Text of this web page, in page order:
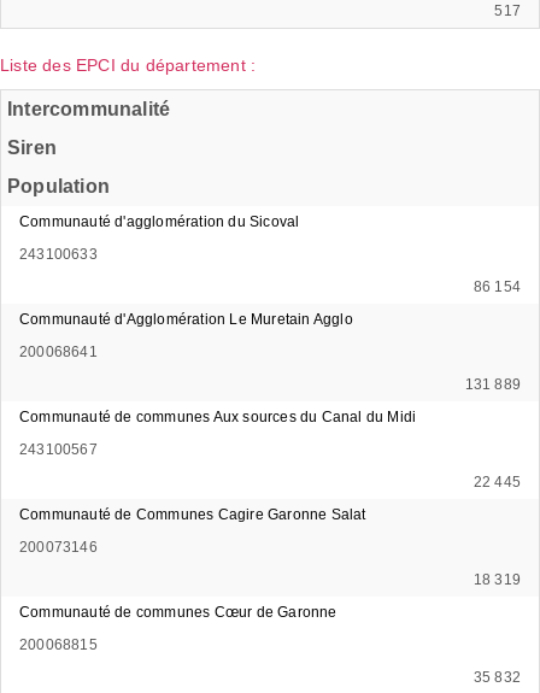
517
Liste des EPCI du département :
Intercommunalité
Siren
Population
Communauté d'agglomération du Sicoval
243100633
86 154
Communauté d'Agglomération Le Muretain Agglo
200068641
131 889
Communauté de communes Aux sources du Canal du Midi
243100567
22 445
Communauté de Communes Cagire Garonne Salat
200073146
18 319
Communauté de communes Cœur de Garonne
200068815
35 832